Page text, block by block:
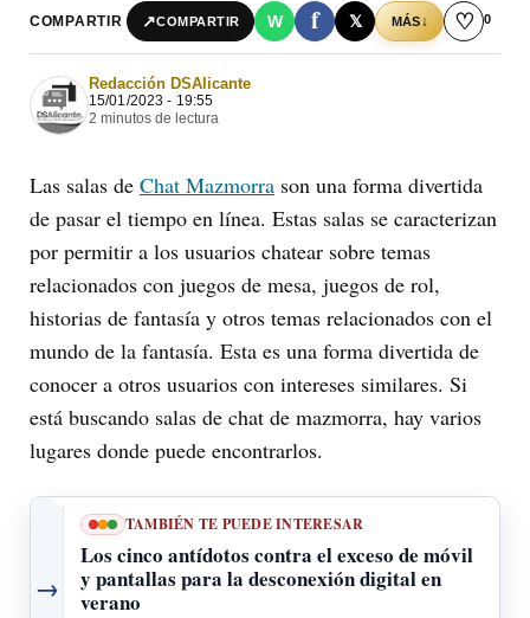
COMPARTIR ↗COMPARTIR W f 𝕏 MÁS↓ ♡ 0
Redacción DSAlicante
15/01/2023 - 19:55
2 minutos de lectura
Las salas de Chat Mazmorra son una forma divertida
de pasar el tiempo en línea. Estas salas se caracterizan
por permitir a los usuarios chatear sobre temas
relacionados con juegos de mesa, juegos de rol,
historias de fantasía y otros temas relacionados con el
mundo de la fantasía. Esta es una forma divertida de
conocer a otros usuarios con intereses similares. Si
está buscando salas de chat de mazmorra, hay varios
lugares donde puede encontrarlos.
→
TAMBIÉN TE PUEDE INTERESAR
Los cinco antídotos contra el exceso de móvil
y pantallas para la desconexión digital en
verano